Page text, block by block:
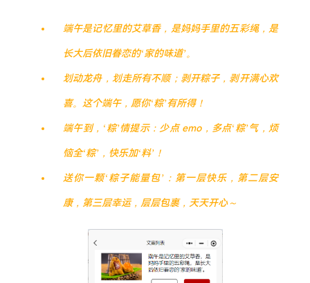
端午是记忆里的艾草香，是妈妈手里的五彩绳，是
长大后依旧眷恋的‘家的味道’。
划动龙舟，划走所有不顺；剥开粽子，剥开满心欢
喜。这个端午，愿你‘粽’有所得！
端午到，‘粽’情提示：少点 emo，多点‘粽’气，烦
恼全‘粽’，快乐加‘料’！
送你一颗‘粽子能量包’：第一层快乐，第二层安
康，第三层幸运，层层包裹，天天开心～